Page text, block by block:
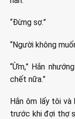
“Đừng sợ.”
“Người không
“Ừm,” Hắn
chết nữa.”
Hắn ôm lấy tôi và
trước khi đợi thợ